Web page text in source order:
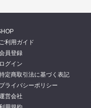
利用ガイド
員登録
グイン
定商取引法に基づく表記
ライバシーポリシー
営会社